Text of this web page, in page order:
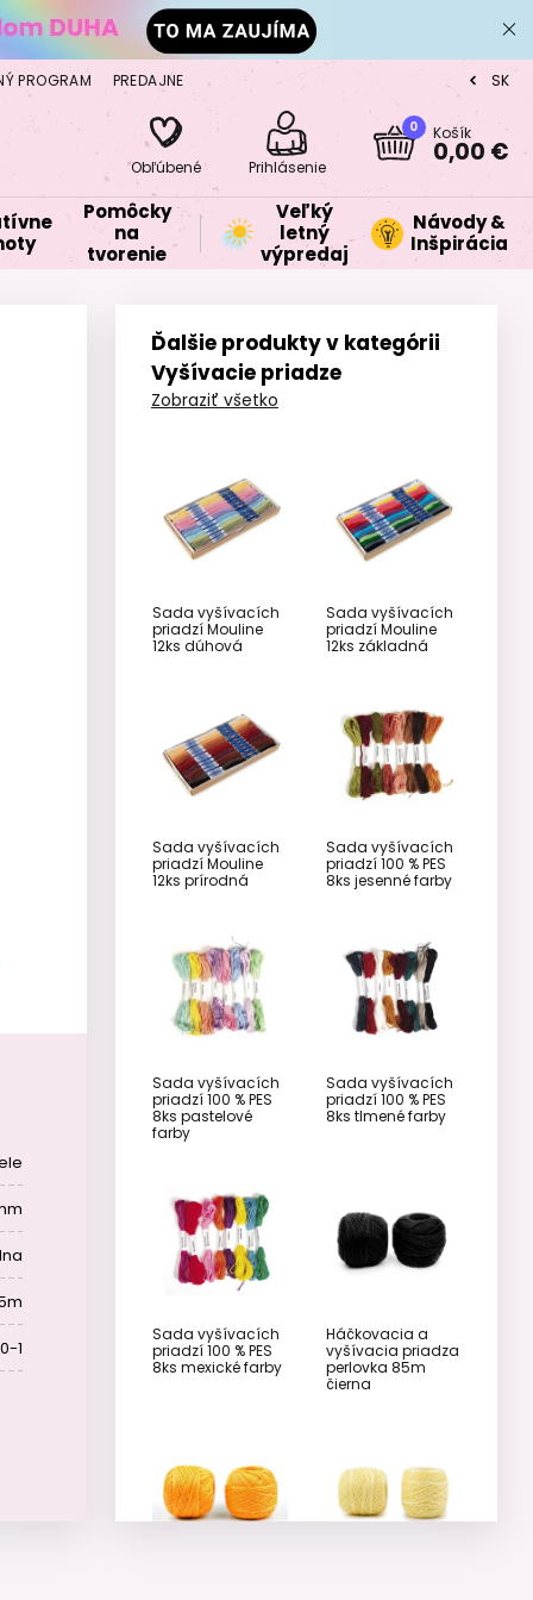
PROGRAM PREDAJNE CZ
SK
Obľúbené Prihlásenie
0 Košík
0,00 €
Pomôcky
na
tvorenie
Veľký
letný
výpredaj
Návody &
Inšpirácia
1
Ďalšie produkty v kategórii
Vyšívacie priadze
Zobraziť všetko
Sada vyšívacích
priadzí Mouline
12ks dúhová
Sada vyšívacích
priadzí Mouline
12ks základná
Sada vyšívacích
priadzí Mouline
12ks prírodná
Sada vyšívacích
priadzí 100 % PES
8ks jesenné farby
Sada vyšívacích
priadzí 100 % PES
8ks pastelové
farby
Sada vyšívacích
priadzí 100 % PES
8ks tlmené farby
Sada vyšívacích
priadzí 100 % PES
8ks mexické farby
Háčkovacia a
vyšívacia priadza
perlovka 85m
čierna